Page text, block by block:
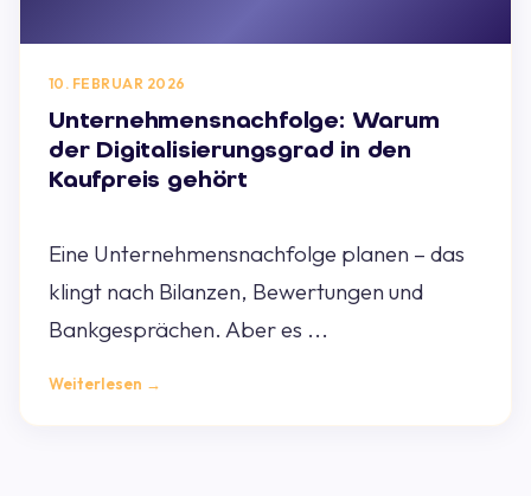
10. FEBRUAR 2026
Unternehmensnachfolge: Warum
der Digitalisierungsgrad in den
Kaufpreis gehört
Eine Unternehmensnachfolge planen – das
klingt nach Bilanzen, Bewertungen und
Bankgesprächen. Aber es ...
Weiterlesen →